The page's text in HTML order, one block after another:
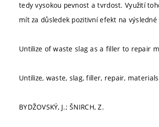
tedy vysokou pevnost a tvrdost. Využití
mít za důsledek pozitivní efekt na
Untilize of waste slag as a filler to repair
Untilize, waste, slag, filler, repair, materials
BYDŽOVSKÝ, J.; ŠNIRCH, Z.